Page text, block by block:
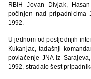
RBiH Jovan Divjak,
počinjen nad pripadnicima
1992.
U jednom od posljednjih
Kukanjac, tadašnji
povlačenje JNA iz
1992, stradalo šest